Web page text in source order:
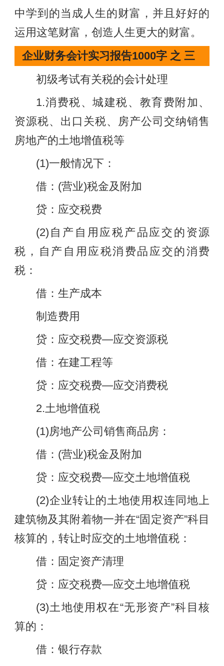
中学到的当成人生的财富，并且好好的
运用这笔财富，创造人生更大的财富。
企业财务会计实习报告1000字 之 三
初级考试有关税的会计处理
1.消费税、城建税、教育费附加、
资源税、出口关税、房产公司交纳销售
房地产的土地增值税等
(1)一般情况下：
借：(营业)税金及附加
贷：应交税费
(2)自产自用应税产品应交的资源
税，自产自用应税消费品应交的消费
税：
借：生产成本
制造费用
贷：应交税费—应交资源税
借：在建工程等
贷：应交税费—应交消费税
2.土地增值税
(1)房地产公司销售商品房：
借：(营业)税金及附加
贷：应交税费—应交土地增值税
(2)企业转让的土地使用权连同地上
建筑物及其附着物一并在“固定资产”科目
核算的，转让时应交的土地增值税：
借：固定资产清理
贷：应交税费—应交土地增值税
(3)土地使用权在“无形资产”科目核
算的：
借：银行存款